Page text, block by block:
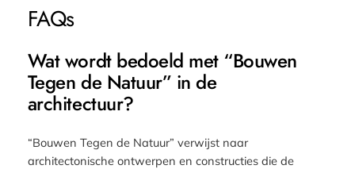
FAQs
Wat wordt bedoeld met “Bouwen
Tegen de Natuur” in de
architectuur?
“Bouwen Tegen de Natuur” verwijst naar
architectonische ontwerpen en constructies die de